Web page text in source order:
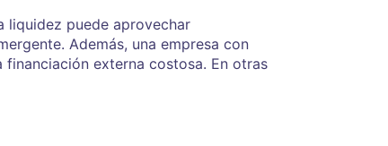
liquidez puede aprovechar
Además, una empresa con
externa costosa. En otras